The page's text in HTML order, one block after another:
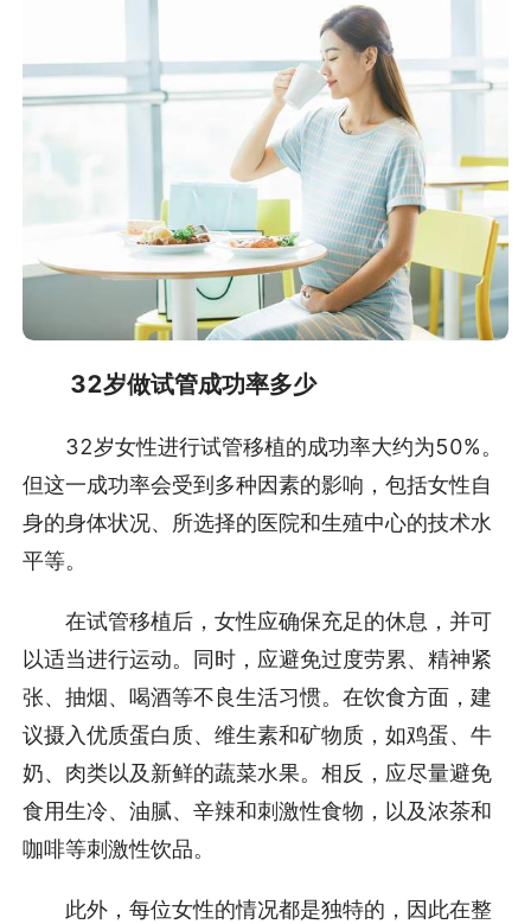
32岁做试管成功率多少
32岁女性进行试管移植的成功率大约为50%。
但这一成功率会受到多种因素的影响，包括女性自
身的身体状况、所选择的医院和生殖中心的技术水
平等。
在试管移植后，女性应确保充足的休息，并可
以适当进行运动。同时，应避免过度劳累、精神紧
张、抽烟、喝酒等不良生活习惯。在饮食方面，建
议摄入优质蛋白质、维生素和矿物质，如鸡蛋、牛
奶、肉类以及新鲜的蔬菜水果。相反，应尽量避免
食用生冷、油腻、辛辣和刺激性食物，以及浓茶和
咖啡等刺激性饮品。
此外，每位女性的情况都是独特的，因此在整